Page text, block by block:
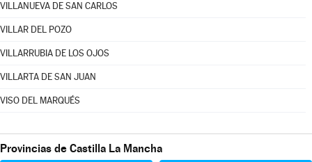
VILLANUEVA DE SAN CARLOS
VILLAR DEL POZO
VILLARRUBIA DE LOS OJOS
VILLARTA DE SAN JUAN
VISO DEL MARQUÉS
Provincias de Castilla La Mancha